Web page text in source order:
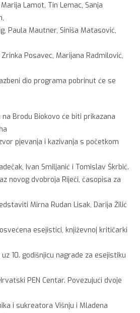
Lamot, Tin Lemac, Sanja
Paula Mautner, Siniša Matasović,
Posavec, Marijana Radmilović,
dio programa pobrinut će se
Brodu Biokovo će biti prikazana
pjevanja i kazivanja s početkom
Ivan Smiljanić i Tomislav Škrbić.
novog dvobroja Riječi, časopisa za
Mirna Rudan Lisak, Darija Žilić
esejistici, književnoj kritičarki
10. godišnjicu nagrade za esejistiku
PEN Centar. Povezujući dvoje
i sukreatora Višnju i Mladena